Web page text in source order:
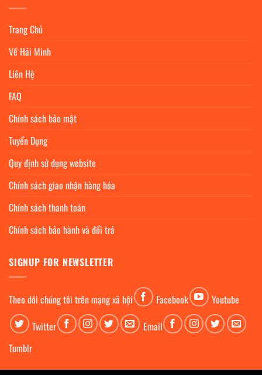
Trang Chủ
Về Hải Minh
Liên Hệ
FAQ
Chính sách bảo mật
Tuyển Dụng
Quy định sử dụng website
Chính sách giao nhận hàng hóa
Chính sách thanh toán
Chính sách bảo hành và đổi trả
SIGNUP FOR NEWSLETTER
Theo dỏi chúng tôi trên mạng xã hội Facebook
Youtube
Twitter
Email
Tumblr